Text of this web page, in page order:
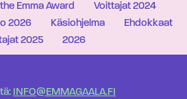
Emma Award
Voittajat 2024
2026 Käsiohjelma
Ehdokkaat
2025
2026
INFO@EMMAGAALA.FI